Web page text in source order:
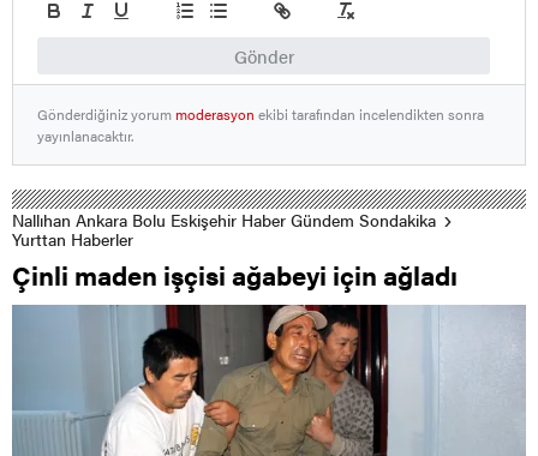
Gönder
Gönderdiğiniz yorummoderasyon ekibi tarafından incelendikten sonra
yayınlanacaktır.
Nallıhan Ankara Bolu Eskişehir Haber Gündem Sondakika
Yurttan Haberler
Çinli maden işçisi ağabeyi için ağladı